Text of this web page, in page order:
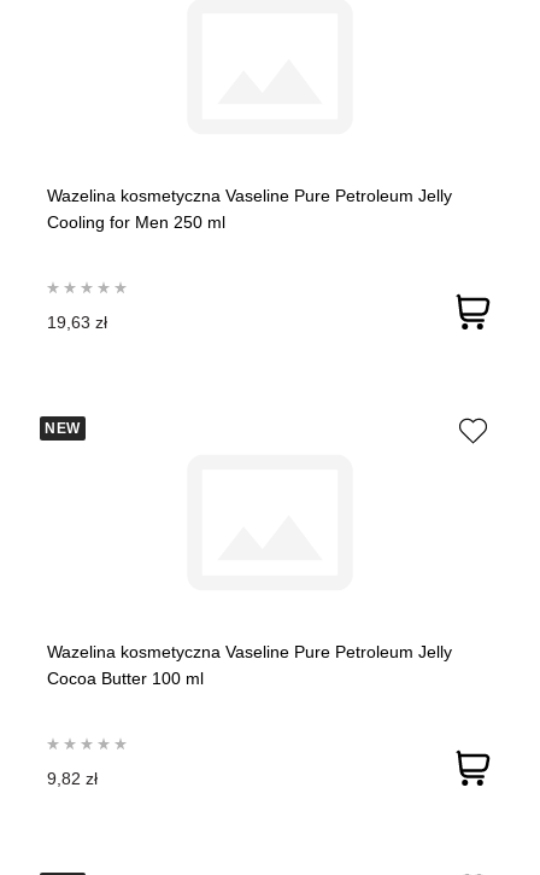
Wazelina kosmetyczna Vaseline Pure Petroleum Jelly
Cooling for Men 250 ml
19,63 zł
NEW
Wazelina kosmetyczna Vaseline Pure Petroleum Jelly
Cocoa Butter 100 ml
9,82 zł